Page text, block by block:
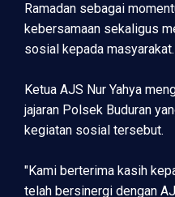
Ramadan sebagai
kebersamaan sekaligus
sosial kepada masyarakat.
Ketua AJS Nur Yahya
jajaran Polsek Buduran
kegiatan sosial tersebut.
"Kami berterima kasih
telah bersinergi dengan